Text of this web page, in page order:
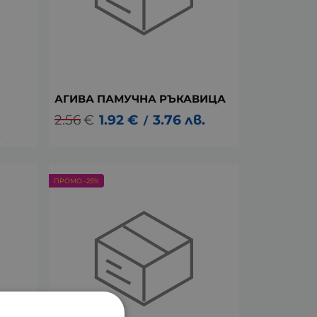
АГИВА ПАМУЧНА РЪКАВИЦА
2.56€ 1.92 € / 3.76 лв.
ПРОМО -25%